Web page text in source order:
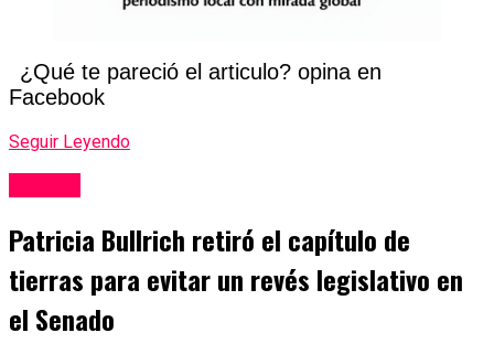
¿Qué te pareció el articulo? opina en
Facebook
Seguir Leyendo
Patricia Bullrich retiró el capítulo de
tierras para evitar un revés legislativo en
el Senado